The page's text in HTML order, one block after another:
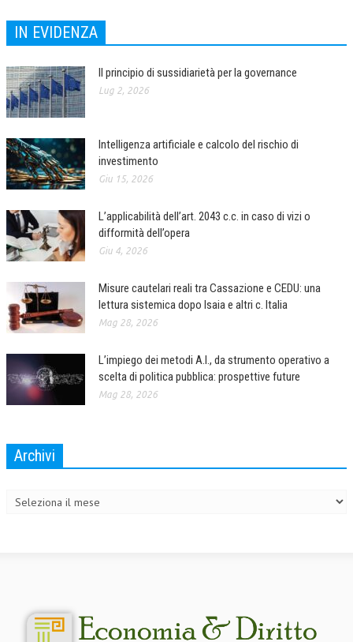
IN EVIDENZA
Il principio di sussidiarietà per la governance
Lug 2, 2026
Intelligenza artificiale e calcolo del rischio di
investimento
Giu 15, 2026
L’applicabilità dell’art. 2043 c.c. in caso di vizi o
difformità dell’opera
Giu 4, 2026
Misure cautelari reali tra Cassazione e CEDU: una
lettura sistemica dopo Isaia e altri c. Italia
Mag 28, 2026
L’impiego dei metodi A.I., da strumento operativo a
scelta di politica pubblica: prospettive future
Mag 28, 2026
Archivi